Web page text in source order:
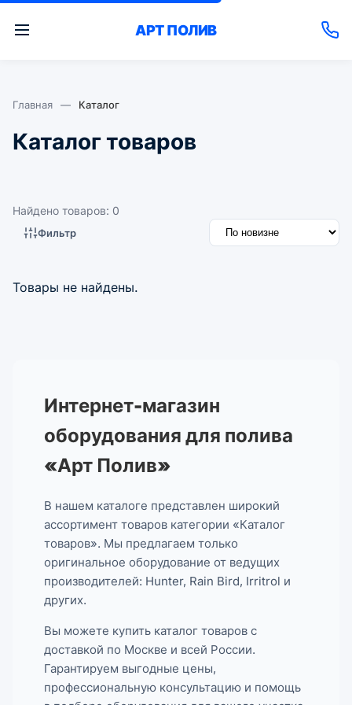
АРТ ПОЛИВ
Главная — Каталог
Каталог товаров
Найдено товаров: 0
Фильтр
Товары не найдены.
Интернет-магазин
оборудования для полива
«Арт Полив»
В нашем каталоге представлен широкий
ассортимент товаров категории «Каталог
товаров». Мы предлагаем только
оригинальное оборудование от ведущих
производителей: Hunter, Rain Bird, Irritrol и
других.
Вы можете купить каталог товаров с
доставкой по Москве и всей России.
Гарантируем выгодные цены,
профессиональную консультацию и помощь